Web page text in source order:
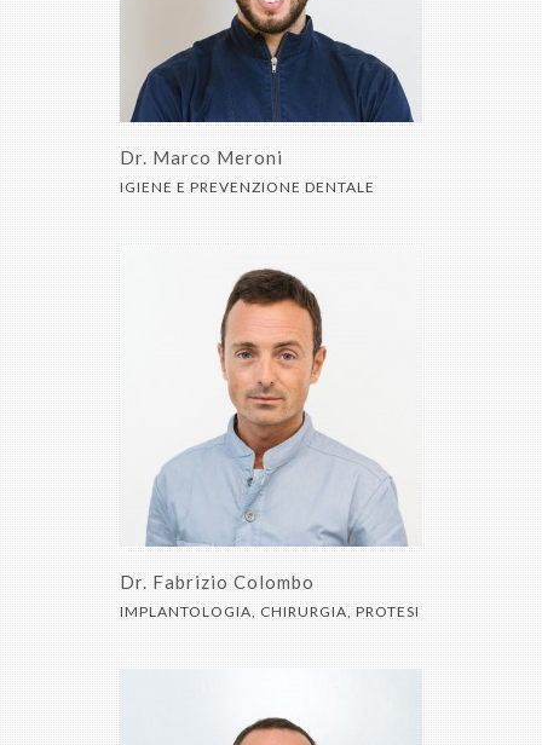
Dr. Marco Meroni
IGIENE E PREVENZIONE DENTALE
Dr. Fabrizio Colombo
IMPLANTOLOGIA, CHIRURGIA, PROTESI